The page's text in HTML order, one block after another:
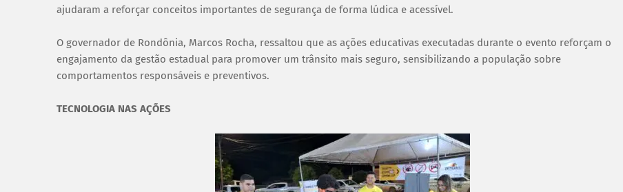
ajudaram a reforçar conceitos importantes de segurança de forma lúdica e acessível.
O governador de Rondônia, Marcos Rocha, ressaltou que as ações educativas executadas durante o evento reforçam o
engajamento da gestão estadual para promover um trânsito mais seguro, sensibilizando a população sobre
comportamentos responsáveis e preventivos.
TECNOLOGIA NAS AÇÕES